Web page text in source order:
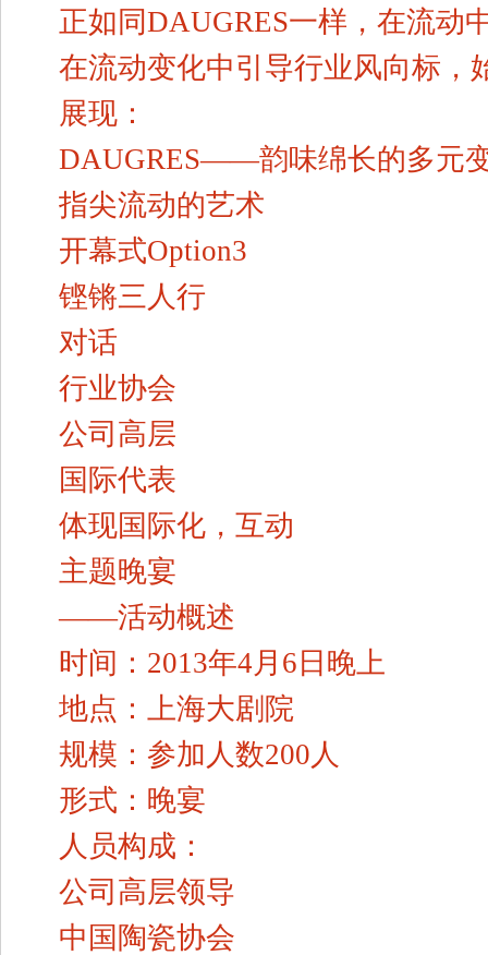
正如同DAUGRES一样，在流动
在流动变化中引导行业风向标，
展现：
DAUGRES——韵味绵长的多元
指尖流动的艺术
开幕式Option3
铿锵三人行
对话
行业协会
公司高层
国际代表
体现国际化，互动
主题晚宴
——活动概述
时间：2013年4月6日晚上
地点：上海大剧院
规模：参加人数200人
形式：晚宴
人员构成：
公司高层领导
中国陶瓷协会